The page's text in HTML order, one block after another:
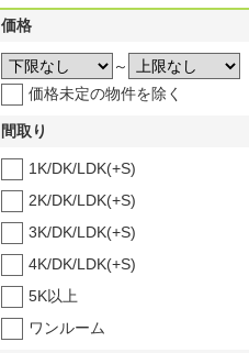
価格
～
価格未定の物件を除く
間取り
1K/DK/LDK(+S)
2K/DK/LDK(+S)
3K/DK/LDK(+S)
4K/DK/LDK(+S)
5K以上
ワンルーム